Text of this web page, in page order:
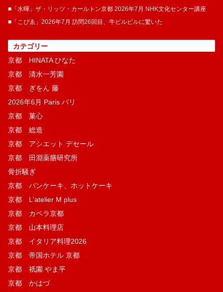
■「水暉」ザ・リッツ・カールトン京都 2026年7月 NHK文化センター講座
■「こぴゑ」2026年7月 訪問26回目、牛ピルピルに驚いた
カテゴリー
京都 HINATA ひなた
京都 清水一芳園
京都 ぎをん 藤
2026年6月 Paris パリ
京都 菓​心
京都 総造
京都 アシエット デセール
京都 田淵薬膳研究所
骨折騒ぎ
京都 パンケーキ、ホットケーキ
京都 L'atelier M plus
京都 カペラ京都
京都 山本料理店
京都 イタリア料理2026
京都 帝国ホテル 京都
京都 祇園 やま平
京都 かはづ